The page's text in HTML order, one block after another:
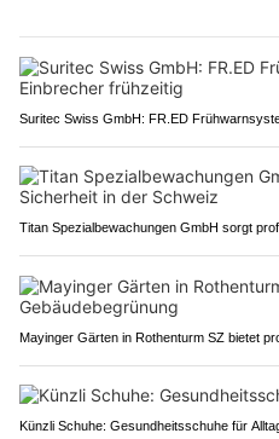
Suritec Swiss GmbH: FR.ED
Titan Spezialbewachungen GmbH sorgt
Mayinger Gärten in Rothenturm SZ bietet
Künzli Schuhe: Gesundheitsschuhe für